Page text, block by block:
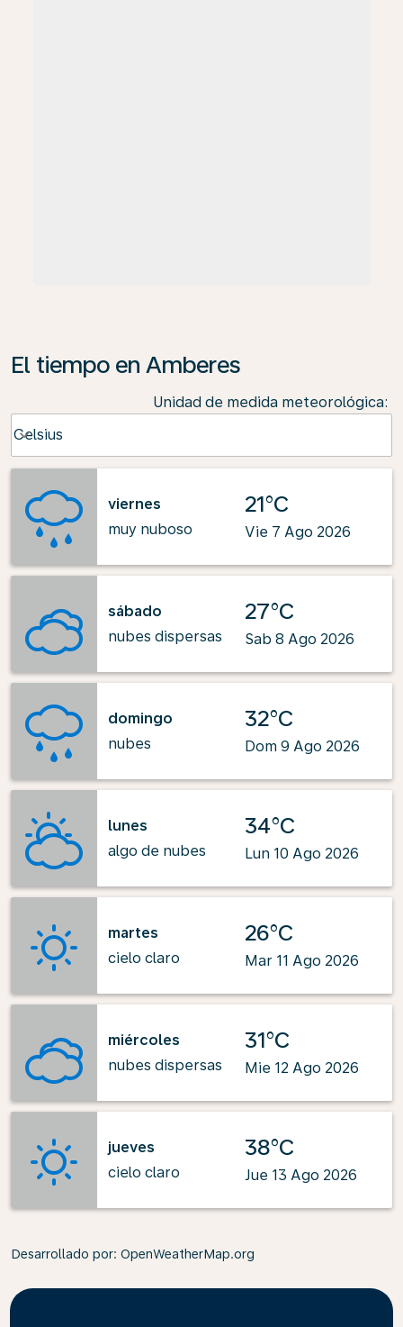
El tiempo en Amberes
Unidad de medida meteorológica:
Celsius
keyboard_arrow_down
viernes
muy nuboso
21°C
Vie 7 Ago 2026
sábado
nubes dispersas
27°C
Sab 8 Ago 2026
domingo
nubes
32°C
Dom 9 Ago 2026
lunes
algo de nubes
34°C
Lun 10 Ago 2026
martes
cielo claro
26°C
Mar 11 Ago 2026
miércoles
nubes dispersas
31°C
Mie 12 Ago 2026
jueves
cielo claro
38°C
Jue 13 Ago 2026
Desarrollado por: OpenWeatherMap.org